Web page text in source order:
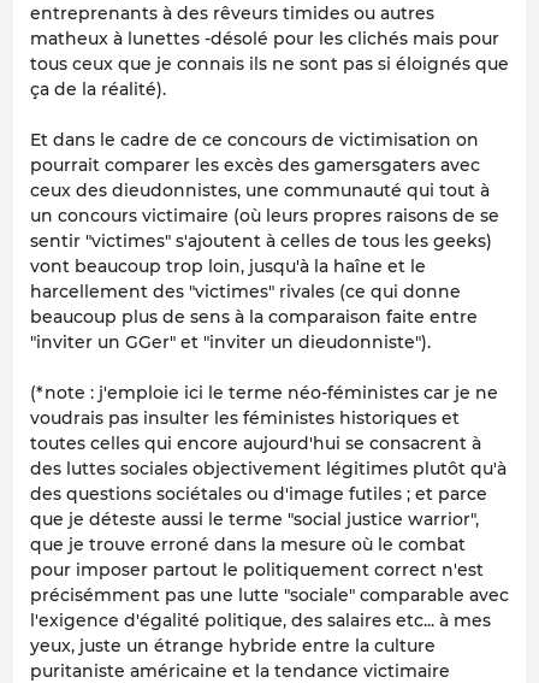
entreprenants à des rêveurs timides ou autres
matheux à lunettes -désolé pour les clichés mais pour
tous ceux que je connais ils ne sont pas si éloignés que
ça de la réalité).
Et dans le cadre de ce concours de victimisation on
pourrait comparer les excès des gamersgaters avec
ceux des dieudonnistes, une communauté qui tout à
un concours victimaire (où leurs propres raisons de se
sentir "victimes" s'ajoutent à celles de tous les geeks)
vont beaucoup trop loin, jusqu'à la haîne et le
harcellement des "victimes" rivales (ce qui donne
beaucoup plus de sens à la comparaison faite entre
"inviter un GGer" et "inviter un dieudonniste").
(*note : j'emploie ici le terme néo-féministes car je ne
voudrais pas insulter les féministes historiques et
toutes celles qui encore aujourd'hui se consacrent à
des luttes sociales objectivement légitimes plutôt qu'à
des questions sociétales ou d'image futiles ; et parce
que je déteste aussi le terme "social justice warrior",
que je trouve erroné dans la mesure où le combat
pour imposer partout le politiquement correct n'est
précisémment pas une lutte "sociale" comparable avec
l'exigence d'égalité politique, des salaires etc... à mes
yeux, juste un étrange hybride entre la culture
puritaniste américaine et la tendance victimaire